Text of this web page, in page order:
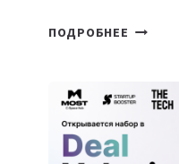
ПОДРОБНЕЕ ОТ
АЛМАТЫ:
AI